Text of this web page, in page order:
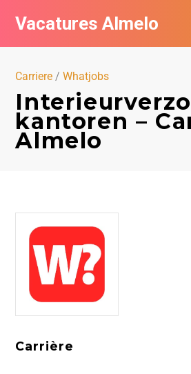
Vacatures Almelo
Carriere /Whatjobs
kantoren –
Almelo
Carrière
Vacatures per bedrijf
De populairste vacatures in Almelo
Nieuwsbrief feed